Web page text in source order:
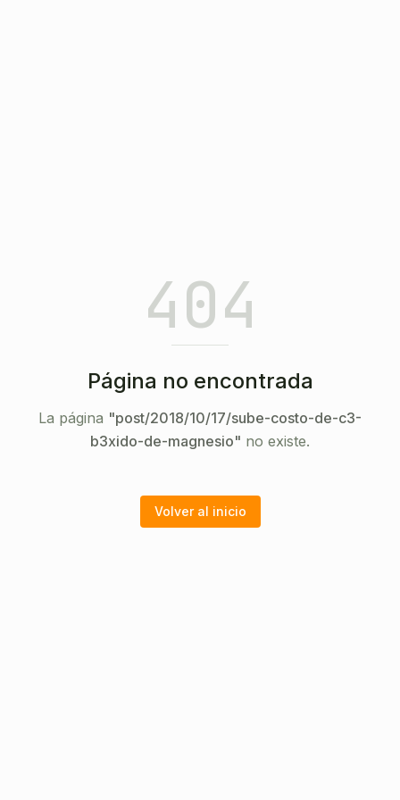
404
Página no encontrada
La página "post/2018/10/17/sube-costo-de-c3-
b3xido-de-magnesio" no existe.
Volver al inicio